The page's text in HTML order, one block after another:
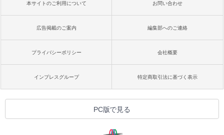
本サイトのご利用について お問い合わせ
広告掲載のご案内 編集部へのご連絡
プライバシーポリシー 会社概要
インプレスグループ 特定商取引法に基づく表示
PC版で見る